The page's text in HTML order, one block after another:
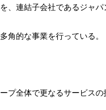
、連結子会社であるジャ
角的な事業を行っている。
プ全体で更なるサービスの